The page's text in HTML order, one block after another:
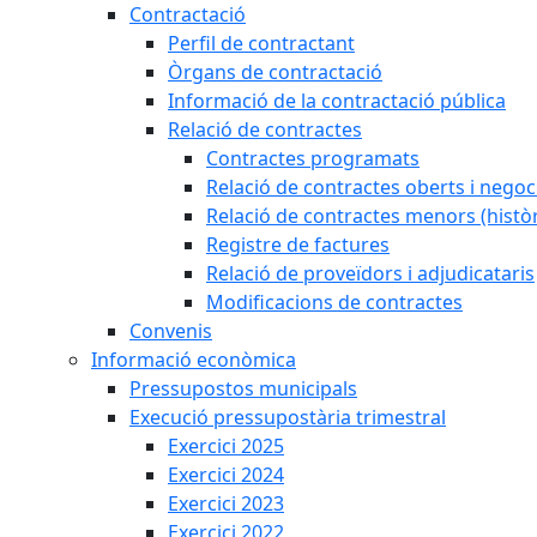
Contractació
Perfil de contractant
Òrgans de contractació
Informació de la contractació pública
Relació de contractes
Contractes programats
Relació de contractes oberts i
Relació de contractes menors
Registre de factures
Relació de proveïdors i adjudicataris
Modificacions de contractes
Convenis
Informació econòmica
Pressupostos municipals
Execució pressupostària trimestral
Exercici 2025
Exercici 2024
Exercici 2023